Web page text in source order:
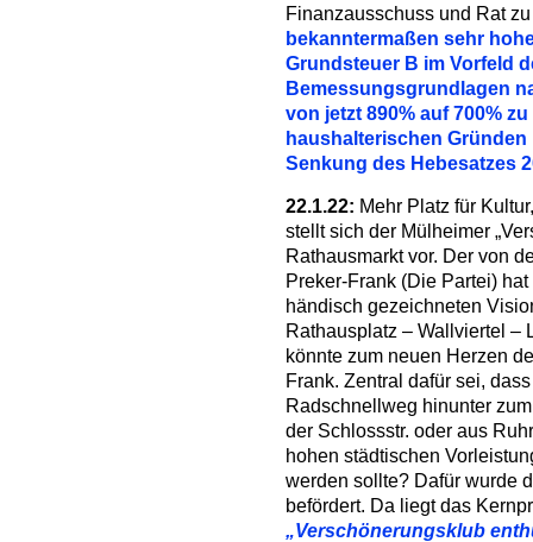
Finanzausschuss und Rat
bekanntermaßen sehr
Grundsteuer B im Vorfeld
Bemessungsgrundlagen
von jetzt 890% auf 700%
haushalterischen
Senkung des Hebesatzes
22.1.22: Mehr Platz für
stellt sich der Mülheimer
Rathausmarkt vor. Der von
Preker-Frank (Die Partei)
händisch gezeichneten
Rathausplatz – Wallviertel –
könnte zum neuen Herzen
Frank. Zentral dafür sei,
Radschnellweg hinunter
der Schlossstr. oder aus
hohen städtischen
werden sollte? Dafür wurde
befördert. Da liegt das
„Verschönerungsklub